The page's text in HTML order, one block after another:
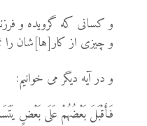
و كسانى كه گرويده و
و چيزى از كار[ها]شان
و در آیه دیگر می خوانیم:
فَأَقْبَلَ بَعْضُهُمْ عَلَى بَعْضٍ